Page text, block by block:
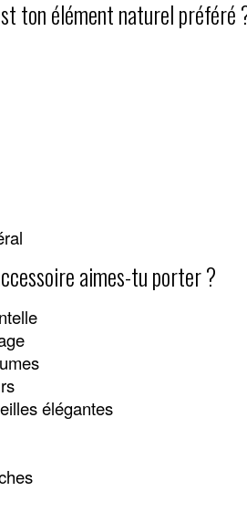
ton élément naturel préféré
aimes-tu porter ?
élégantes